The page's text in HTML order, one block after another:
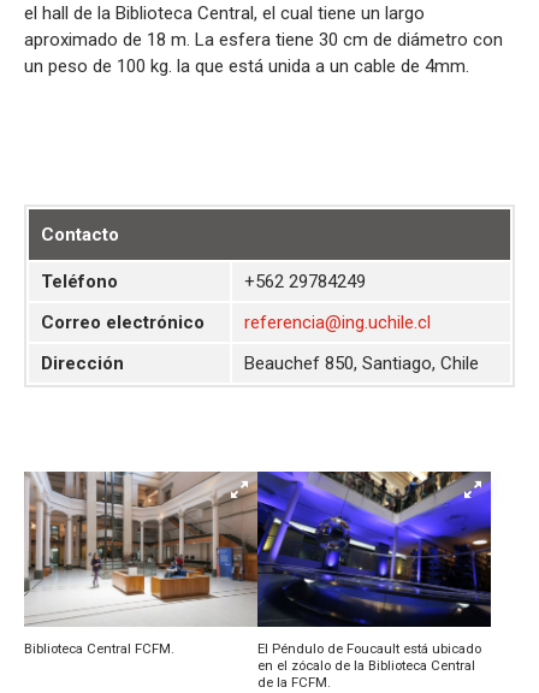
Biblioteca Central FCFM.
El Péndulo de Foucault está ubicado
en el zócalo de la Biblioteca Central
de la FCFM.
el hall de la Biblioteca Central, el cual tiene un largo
aproximado de 18 m. La esfera tiene 30 cm de diámetro con
un peso de 100 kg. la que está unida a un cable de 4mm.
Contacto
Teléfono
+562 29784249
Correo electrónico
referencia@ing.uchile.cl
Dirección
Beauchef 850, Santiago, Chile